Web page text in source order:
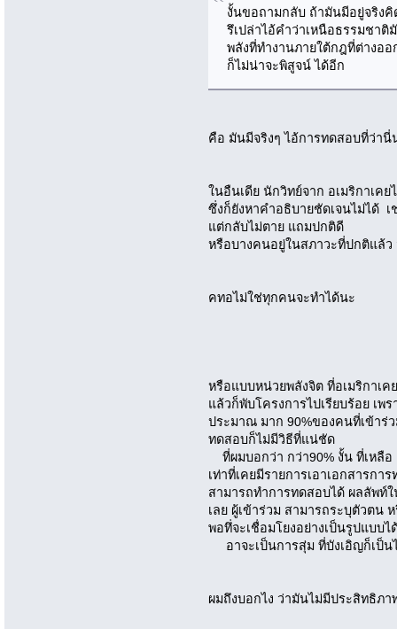
งั้นขอถามกลับ ถ้ามันมีอยู่จริงคิ
รึเปล่าไอ้คำว่าเหนือธรรมชาติ
พลังที่ทำงานภายใต้กฎที่ต่างอ
ก็ไม่น่าจะพิสูจน์ ได้อีก
คือ มันมีจริงๆ ไอ้การทดสอบที่ว่านี่
ในอืนเดีย นักวิทย์จาก อเมริกาเค
ซึ่งก็ยังหาคำอธิบายชัดเจนไม่ได้
แต่กลับไม่ตาย แถมปกติดี
หรือบางคนอยู่ในสภาวะที่ปกติแล้
คทอไม่ใช่ทุกคนจะทำได้นะ
หรือแบบหน่วยพลังจิต ที่อเมริกาเ
แล้วก็พับโครงการไปเรียบร้อย เพ
ประมาณ มาก 90%ของคนที่เข้าร่
ทดสอบก็ไม่มีวิธีที่แน่ชัด
ที่ผมบอกว่า กว่า90% งั้น ที่เหลือ
เท่าที่เคยมีรายการเอาเอกสารก
สามารถทำการทดสอบได้ ผลลัพท์
เลย ผู้เข้าร่วม สามารถระบุตัวตน
พอทึ่จะเชื่อมโยงอย่างเป็นรูปแบบไ
อาจะเป็นการสุ่ม ที่บังเอิญก็เป็น
ผมถึงบอกไง ว่ามันไม่มีประสิทธิภา